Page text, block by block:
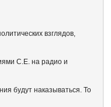
взглядов,
С.Е. на радио и
будут наказываться. То